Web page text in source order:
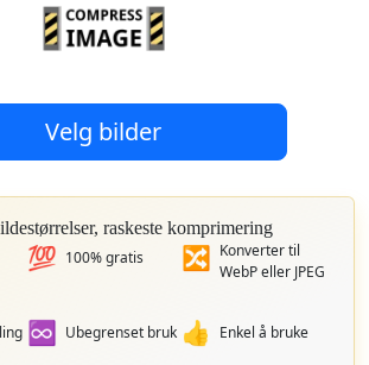
Velg bilder
raskeste komprimering
💯 100% gratis 🔀
Konverter til
WebP eller JPEG
♾️ Ubegrenset bruk 👍 Enkel å bruke